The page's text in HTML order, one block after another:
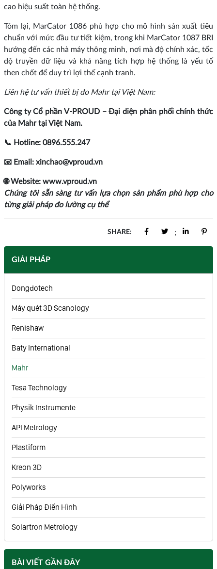
GIẢI PHÁP
Dongdotech
Máy quét 3D Scanology
Renishaw
Baty International
Mahr
Tesa Technology
Physik Instrumente
API Metrology
Plastiform
Kreon 3D
Polyworks
Giải Pháp Điển Hình
Solartron Metrology
BÀI VIẾT GẦN ĐÂY
cao hiệu suất toàn hệ thống.
Tóm lại, MarCator 1086 phù hợp cho mô hình sản xuất tiêu
chuẩn với mức đầu tư tiết kiệm, trong khi MarCator 1087 BRI
hướng đến các nhà máy thông minh, nơi mà độ chính xác, tốc
độ truyền dữ liệu và khả năng tích hợp hệ thống là yếu tố
then chốt để duy trì lợi thế cạnh tranh.
Liên hệ tư vấn thiết bị đo Mahr tại Việt Nam:
Công ty Cổ phần V-PROUD – Đại diện phân phối chính thức
của Mahr tại Việt Nam.
📞 Hotline: 0896.555.247
📧 Email: xinchao@vproud.vn
🌐 Website: www.vproud.vn
Chúng tôi sẵn sàng tư vấn lựa chọn sản phẩm phù hợp cho
từng giải pháp đo lường cụ thể
SHARE: ;